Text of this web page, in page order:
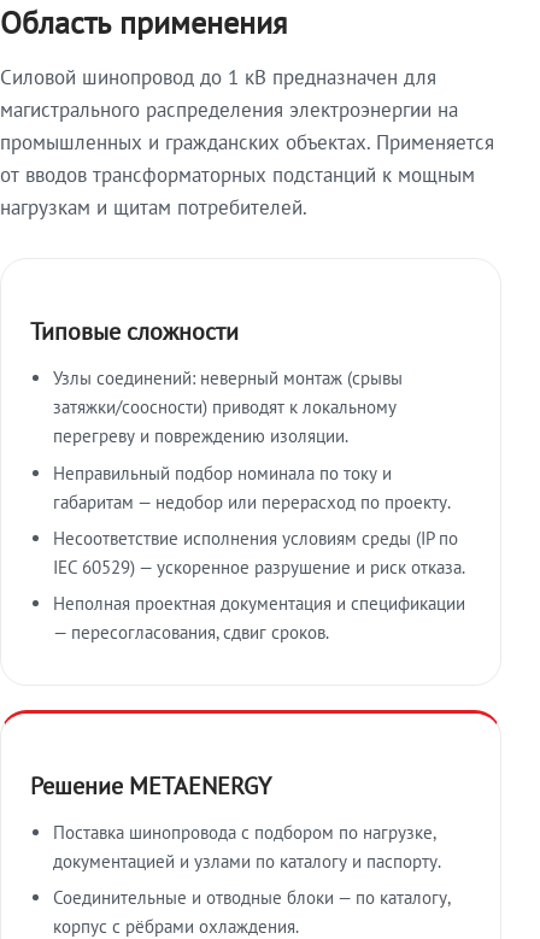
Область применения
Силовой шинопровод до 1 кВ предназначен для
магистрального распределения электроэнергии на
промышленных и гражданских объектах. Применяется
от вводов трансформаторных подстанций к мощным
нагрузкам и щитам потребителей.
Типовые сложности
Узлы соединений: неверный монтаж (срывы
затяжки/соосности) приводят к локальному
перегреву и повреждению изоляции.
Неправильный подбор номинала по току и
габаритам — недобор или перерасход по проекту.
Несоответствие исполнения условиям среды (IP по
IEC 60529) — ускоренное разрушение и риск отказа.
Неполная проектная документация и спецификации
— пересогласования, сдвиг сроков.
Решение METAENERGY
Поставка шинопровода с подбором по нагрузке,
документацией и узлами по каталогу и паспорту.
Соединительные и отводные блоки — по каталогу,
корпус с рёбрами охлаждения.